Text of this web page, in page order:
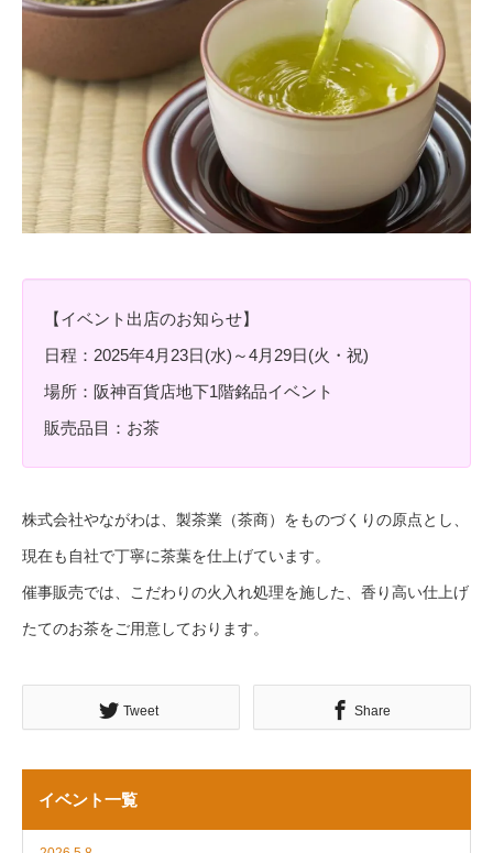
【イベント出店のお知らせ】
日程：2025年4月23日(水)～4月29日(火・祝)
場所：阪神百貨店地下1階銘品イベント
販売品目：お茶
株式会社やながわは、製茶業（茶商）をものづくりの原点とし、
現在も自社で丁寧に茶葉を仕上げています。
催事販売では、こだわりの火入れ処理を施した、香り高い仕上げ
たてのお茶をご用意しております。
Tweet Share
イベント一覧